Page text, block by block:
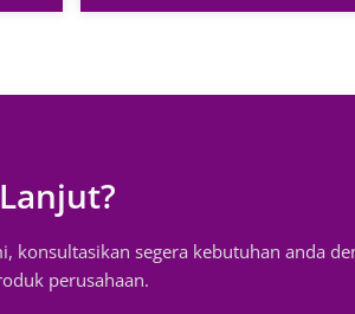
konsultasikan segera kebutuhan anda
perusahaan.